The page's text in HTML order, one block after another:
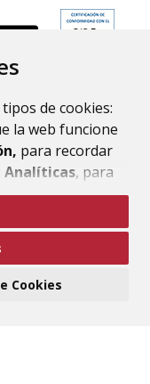
de cookies:
la web funcione
para recordar
Analíticas, para
y sus servicios.
todas”
pulsa el botón
técnicas
Cookies